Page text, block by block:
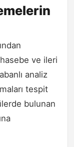
ve ileri
analiz
tespit
bulunan